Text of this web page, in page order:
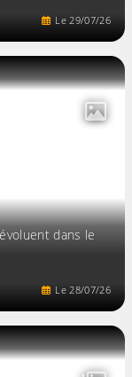
Le29/07/26
dans le
Le28/07/26